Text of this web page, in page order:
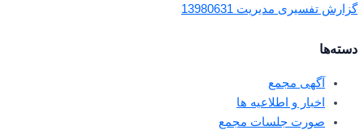
گزارش تفسیری مدیریت 13980631
دسته‌ها
آگهی مجمع
اخبار و اطلاعیه ها
صورت جلسات مجمع